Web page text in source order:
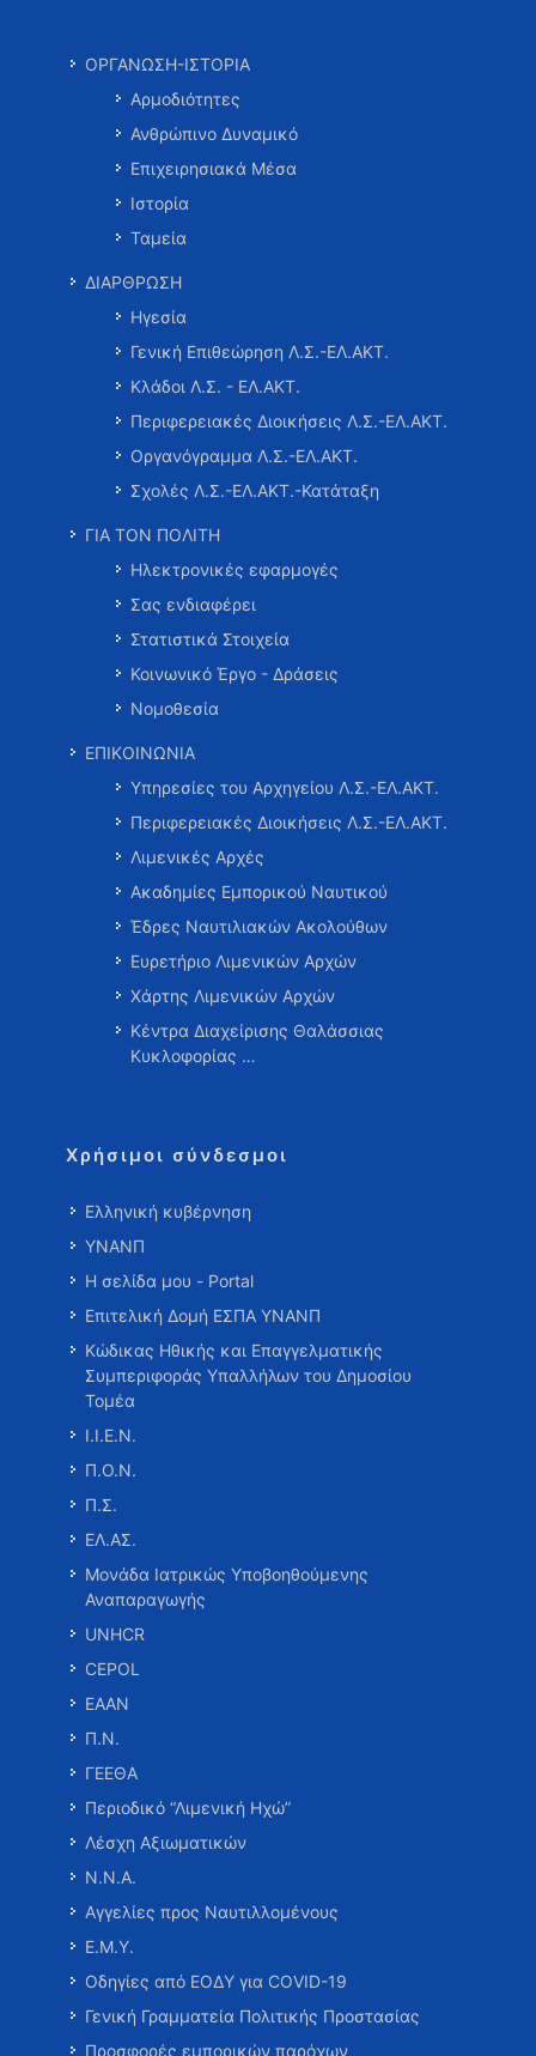
ΟΡΓΑΝΩΣΗ-ΙΣΤΟΡΙΑ
Αρμοδιότητες
Ανθρώπινο Δυναμικό
Επιχειρησιακά Μέσα
Ιστορία
Ταμεία
ΔΙΑΡΘΡΩΣΗ
Ηγεσία
Γενική Επιθεώρηση Λ.Σ.-ΕΛ.ΑΚΤ.
Κλάδοι Λ.Σ. - ΕΛ.ΑΚΤ.
Περιφερειακές Διοικήσεις Λ.Σ.-ΕΛ.ΑΚΤ.
Οργανόγραμμα Λ.Σ.-ΕΛ.ΑΚΤ.
Σχολές Λ.Σ.-ΕΛ.ΑΚΤ.-Κατάταξη
ΓΙΑ ΤΟΝ ΠΟΛΙΤΗ
Ηλεκτρονικές εφαρμογές
Σας ενδιαφέρει
Στατιστικά Στοιχεία
Κοινωνικό Έργο - Δράσεις
Νομοθεσία
ΕΠΙΚΟΙΝΩΝΙΑ
Υπηρεσίες του Αρχηγείου Λ.Σ.-ΕΛ.ΑΚΤ.
Περιφερειακές Διοικήσεις Λ.Σ.-ΕΛ.ΑΚΤ.
Λιμενικές Αρχές
Ακαδημίες Εμπορικού Ναυτικού
Έδρες Ναυτιλιακών Ακολούθων
Ευρετήριο Λιμενικών Αρχών
Χάρτης Λιμενικών Αρχών
Κέντρα Διαχείρισης Θαλάσσιας
Κυκλοφορίας …
Χρήσιμοι σύνδεσμοι
Ελληνική κυβέρνηση
ΥΝΑΝΠ
Η σελίδα μου - Portal
Επιτελική Δομή ΕΣΠΑ ΥΝΑΝΠ
Κώδικας Ηθικής και Επαγγελματικής
Συμπεριφοράς Υπαλλήλων του Δημοσίου
Τομέα
Ι.Ι.Ε.Ν.
Π.Ο.Ν.
Π.Σ.
ΕΛ.ΑΣ.
Μονάδα Ιατρικώς Υποβοηθούμενης
Αναπαραγωγής
UNHCR
CEPOL
ΕΑΑΝ
Π.Ν.
ΓΕΕΘΑ
Περιοδικό “Λιμενική Ηχώ”
Λέσχη Αξιωματικών
Ν.Ν.Α.
Αγγελίες προς Ναυτιλλομένους
Ε.Μ.Υ.
Οδηγίες από ΕΟΔΥ για COVID-19
Γενική Γραμματεία Πολιτικής Προστασίας
Προσφορές εμπορικών παρόχων